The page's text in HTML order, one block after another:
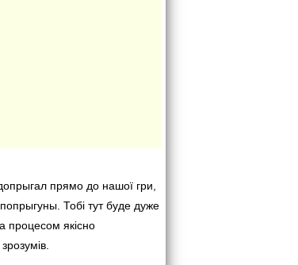
прямо до нашої гри,
Тобі тут буде дуже
процесом якісно